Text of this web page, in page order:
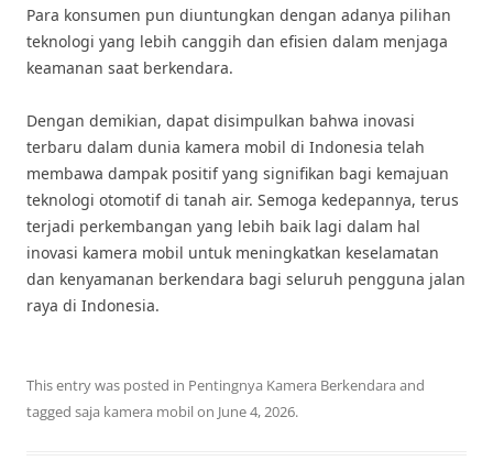
Para konsumen pun diuntungkan dengan adanya pilihan
teknologi yang lebih canggih dan efisien dalam menjaga
keamanan saat berkendara.
Dengan demikian, dapat disimpulkan bahwa inovasi
terbaru dalam dunia kamera mobil di Indonesia telah
membawa dampak positif yang signifikan bagi kemajuan
teknologi otomotif di tanah air. Semoga kedepannya, terus
terjadi perkembangan yang lebih baik lagi dalam hal
inovasi kamera mobil untuk meningkatkan keselamatan
dan kenyamanan berkendara bagi seluruh pengguna jalan
raya di Indonesia.
This entry was posted in Pentingnya Kamera Berkendara and
tagged saja kamera mobilon June 4, 2026.